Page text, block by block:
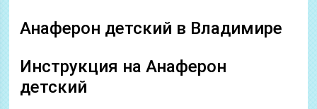
Анаферон детский в Владимире
Инструкция на Анаферон
детский